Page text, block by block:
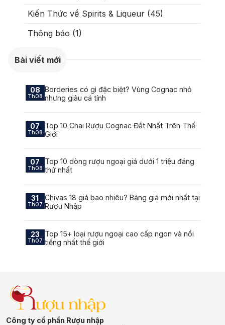
Kiến Thức về Spirits & Liqueur (45)
Thông báo (1)
Bài viết mới
08
Th08
Borderies có gì đặc biệt? Vùng Cognac nhỏ
nhưng giàu cá tính
07
Th08
Top 10 Chai Rượu Cognac Đắt Nhất Trên Thế
Giới
07
Th08
Top 10 dòng rượu ngoại giá dưới 1 triệu đáng
thử nhất
31
Th07
Chivas 18 giá bao nhiêu? Bảng giá mới nhất tại
Rượu Nhập
23
Th07
Top 15+ loại rượu ngoại cao cấp ngon và nổi
tiếng nhất thế giới
Công ty cổ phần Rượu nhập